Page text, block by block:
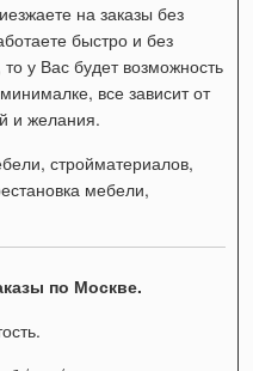
на заказы без
быстро и без
у Вас будет возможность
все зависит от
и желания.
стройматериалов,
мебели,
по Москве.